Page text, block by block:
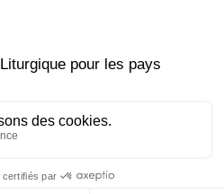
tu as dissipé les ténèbres
ta lumière ; tourne vers nous
nous fais dans la naissance